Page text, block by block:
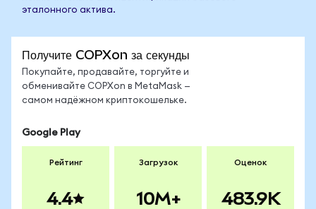
эталонного актива.
Получите COPXon за секунды
Покупайте, продавайте, торгуйте и
обменивайте COPXon в MetaMask —
самом надёжном криптокошельке.
Google Play
Рейтинг
4.4
Загрузок
10M+
Оценок
483.9K